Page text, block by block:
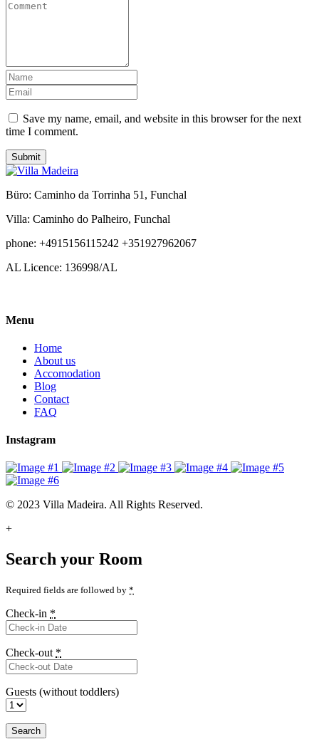
Save my name, email, and website in this browser for the next
time I comment.
Submit
Büro: Caminho da Torrinha 51, Funchal
Villa: Caminho do Palheiro, Funchal
phone: +4915156115242 +351927962067
AL Licence: 136998/AL
Menu
Home
About us
Accomodation
Blog
Contact
FAQ
Instagram
© 2023 Villa Madeira. All Rights Reserved.
+
Search your Room
Required fields are followed by *
Check-in *
Check-out *
Guests (without toddlers)
Search